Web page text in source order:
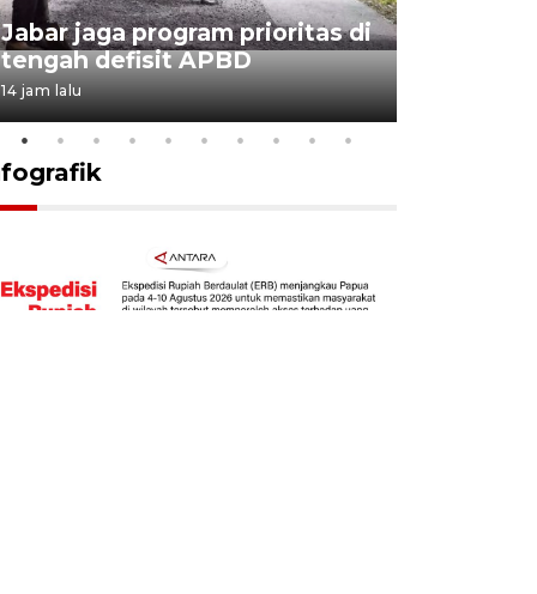
Jabar jaga program prioritas di
tengah defisit APBD
14 jam lalu